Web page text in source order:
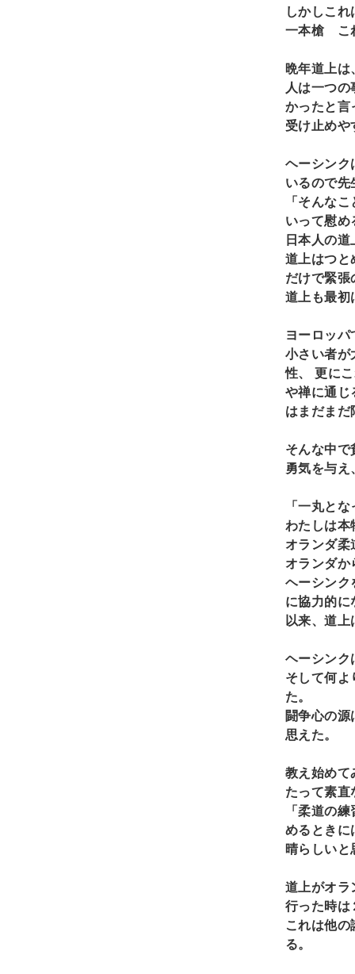
しかしこ
一本槍 こ
晩年道上は
人は一つ
かったと
受け止めや
ヘーシンク
いるので先
「そんな
いって慰め
日本人の
道上はつと
だけで緊張
道上も最初
ヨーロッ
小さい者が
性、
更に
や禅に通じ
はまだまだ
そんな中で
勇気を与え
「一丸と
わたしは本
オランダ柔
オランダか
ヘーシンク
に協力的に
以来、道
ヘーシンク
そして何よ
た。
闘争心の
思えた。
教え始めて
たって素直
「柔道の
めるときに
晴らしいと
道上がオラ
行った時は
これは他
る。